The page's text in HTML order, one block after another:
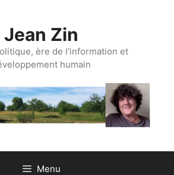
Jean Zin
ère de l'information et
humain
Menu